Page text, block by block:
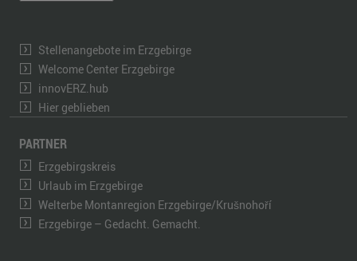
Stellenangebote im Erzgebirge
Welcome Center Erzgebirge
innovERZ.hub
Hier geblieben
PARTNER
Erzgebirgskreis
Urlaub im Erzgebirge
Welterbe Montanregion Erzgebirge/Krušnohoří
Erzgebirge – Gedacht. Gemacht.